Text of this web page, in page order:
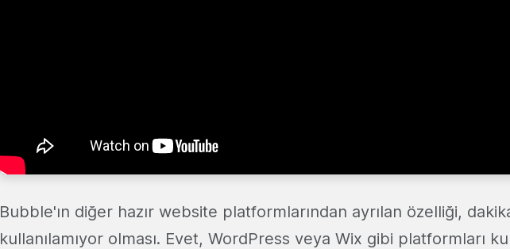
Bubble'ın diğer hazır website platformlarından ayrılan özelliği,
kullanılamıyor olması. Evet, WordPress veya Wix gibi platformları